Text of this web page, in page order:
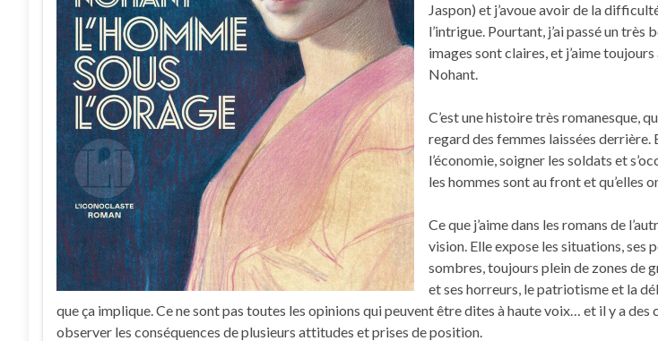
Jaspon) et j’avoue avoir de la
l’intrigue. Pourtant, j’ai passé un
images sont claires, et j’aime
Nohant.
C’est une histoire très romanesque,
regard des femmes laissées
l’économie, soigner les soldats et
les hommes sont au front et qu’elles
Ce que j’aime dans les romans de
vision. Elle expose les situations, ses
sombres, toujours plein de zones de
et ses horreurs, le patriotisme et la
que ça implique. Ce ne sont pas toutes les opinions qui peuvent être dites à haute voix… et il y a des
observer les conséquences de plusieurs attitudes et prises de position.